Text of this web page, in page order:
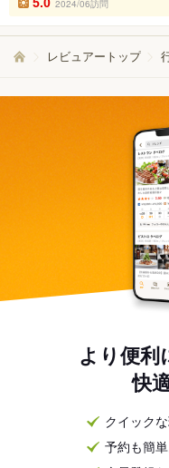
2024/06訪問
レビュアートップ
より便利
快
クイック
予約も簡